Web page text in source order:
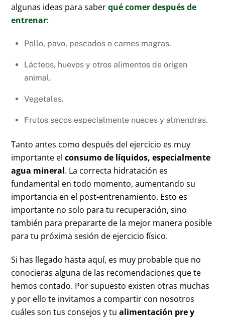
algunas ideas para saberqué comer después de
entrenar:
Pollo, pavo, pescados o carnes magras.
Lácteos, huevos y otros alimentos de origen
animal.
Vegetales.
Frutos secos especialmente nueces y almendras.
Tanto antes como después del ejercicio es muy
importante elconsumo de líquidos, especialmente
agua mineral. La correcta hidratación es
fundamental en todo momento, aumentando su
importancia en el post-entrenamiento. Esto es
importante no solo para tu recuperación, sino
también para prepararte de la mejor manera posible
para tu próxima sesión de ejercicio físico.
Si has llegado hasta aquí, es muy probable que no
conocieras alguna de las recomendaciones que te
hemos contado. Por supuesto existen otras muchas
y por ello te invitamos a compartir con nosotros
cuáles son tus consejos y tualimentación pre y